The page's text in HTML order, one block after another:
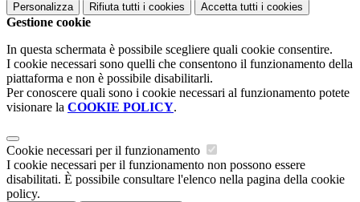
Personalizza Rifiuta tutti i cookies Accetta tutti i cookies
Gestione cookie
In questa schermata è possibile scegliere quali cookie consentire.
I cookie necessari sono quelli che consentono il funzionamento della
piattaforma e non è possibile disabilitarli.
Per conoscere quali sono i cookie necessari al funzionamento potete
visionare la COOKIE POLICY.
Cookie necessari per il funzionamento
I cookie necessari per il funzionamento non possono essere
disabilitati. È possibile consultare l'elenco nella pagina della cookie
policy.